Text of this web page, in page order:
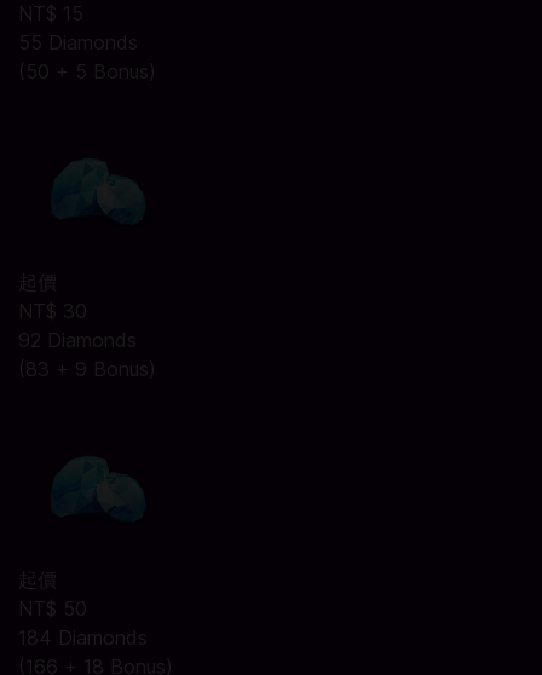
NT$ 15
55 Diamonds
(50 + 5 Bonus)
起價
NT$ 30
92 Diamonds
(83 + 9 Bonus)
起價
NT$ 50
184 Diamonds
(166 + 18 Bonus)